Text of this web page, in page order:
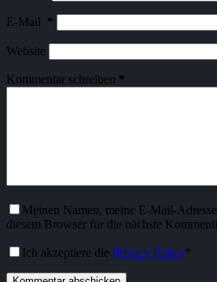
E-Mail *
Website
Kommentar schreiben *
Meinen Namen, meine E-Mail-
diesem Browser für die nächste
Ich akzeptiere die Privacy Policy*